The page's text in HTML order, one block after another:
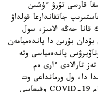
قارسى تۇرۋ ءۇشىن
جاتقاندارعا قولداۋ
قانا جەڭە الامىز، سول
بۇدان بۇرىن دا پاندەميامەن
پاندەمياسى وتە
تارالادى ءارى ەم
دا، ول ورمانداعى وت